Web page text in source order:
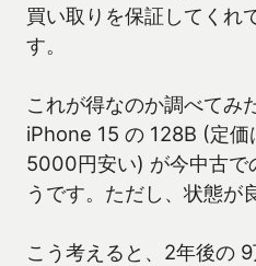
買い取りを保証してくれ
す。
これが得なのか調べてみ
iPhone 15 の 128B (定価
5000円安い) が今中古で
うです。ただし、状態が
こう考えると、2年後の